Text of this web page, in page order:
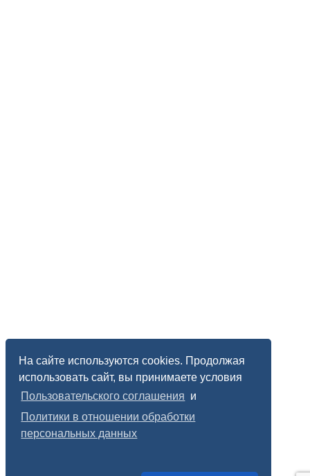
На сайте используются cookies. Продолжая
использовать сайт, вы принимаете условия
Пользовательского соглашения и
Политики в отношении обработки
персональных данных